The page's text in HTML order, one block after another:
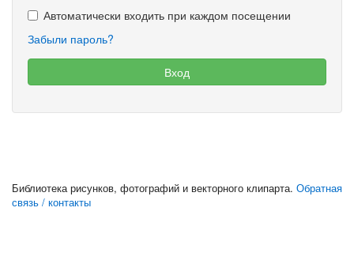
Автоматически входить при каждом посещении
Забыли пароль?
Библиотека рисунков, фотографий и векторного клипарта. Обратная
связь / контакты